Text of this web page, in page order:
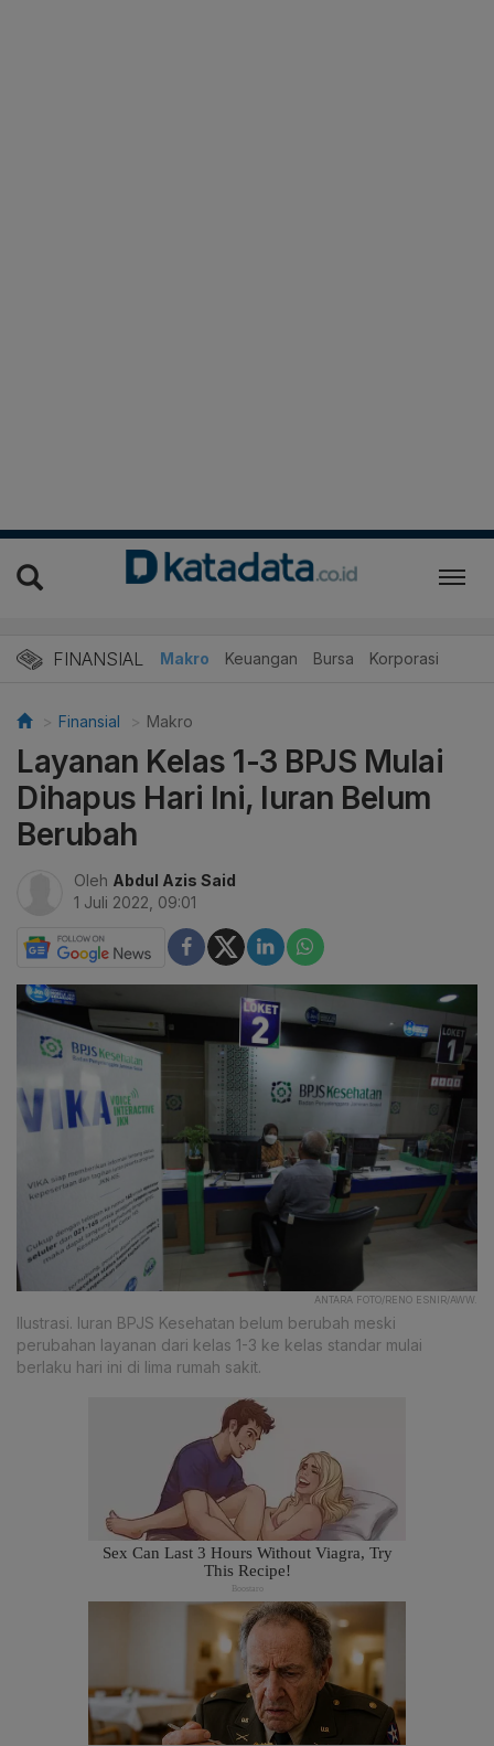
FINANSIAL Makro Keuangan Bursa Korporasi
Finansial Makro
Layanan Kelas 1-3 BPJS Mulai
Dihapus Hari Ini, Iuran Belum
Berubah
Oleh Abdul Azis Said
1 Juli 2022, 09:01
ANTARA FOTO/RENO ESNIR/AWW.
Ilustrasi. Iuran BPJS Kesehatan belum berubah meski
perubahan layanan dari kelas 1-3 ke kelas standar mulai
berlaku hari ini di lima rumah sakit.